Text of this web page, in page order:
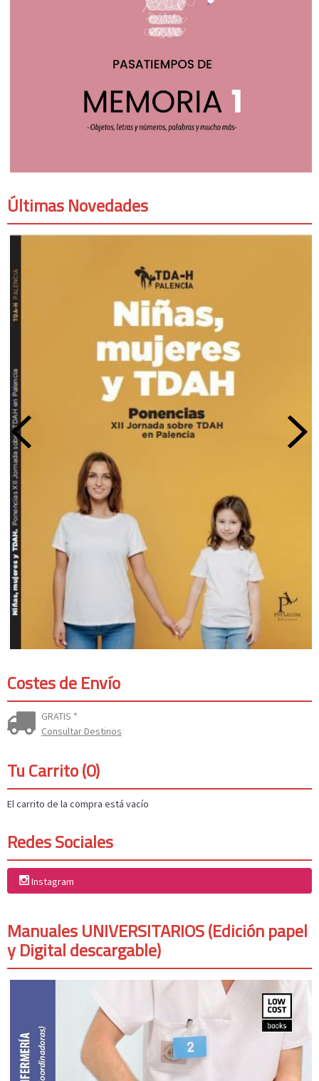
Últimas Novedades
Costes de Envío
GRATIS *
Consultar Destinos
Tu Carrito (0)
El carrito de la compra está vacío
Redes Sociales
Instagram
Manuales UNIVERSITARIOS (Edición papel
y Digital descargable)